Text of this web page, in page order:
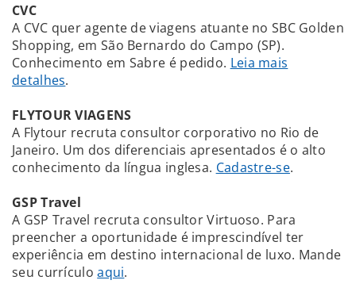
CVC
A CVC quer agente de viagens atuante no SBC Golden
Shopping, em São Bernardo do Campo (SP).
Conhecimento em Sabre é pedido. Leia mais
detalhes.
FLYTOUR VIAGENS
A Flytour recruta consultor corporativo no Rio de
Janeiro. Um dos diferenciais apresentados é o alto
conhecimento da língua inglesa. Cadastre-se.
GSP Travel
A GSP Travel recruta consultor Virtuoso. Para
preencher a oportunidade é imprescindível ter
experiência em destino internacional de luxo. Mande
seu currículoaqui.